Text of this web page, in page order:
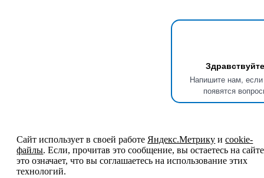
Напишите нам,
появятся
Сайт использует в своей работе Яндекс.Метрику иcookie-
файлы. Если, прочитав это сообщение, вы остаетесь на
это означает, что вы соглашаетесь на использование этих
технологий.